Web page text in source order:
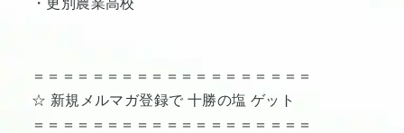
＝＝＝＝＝＝＝＝＝＝＝＝＝＝＝＝＝＝＝
☆ 新規メルマガ登録で 十勝の塩 ゲット
＝＝＝＝＝＝＝＝＝＝＝＝＝＝＝＝＝＝＝